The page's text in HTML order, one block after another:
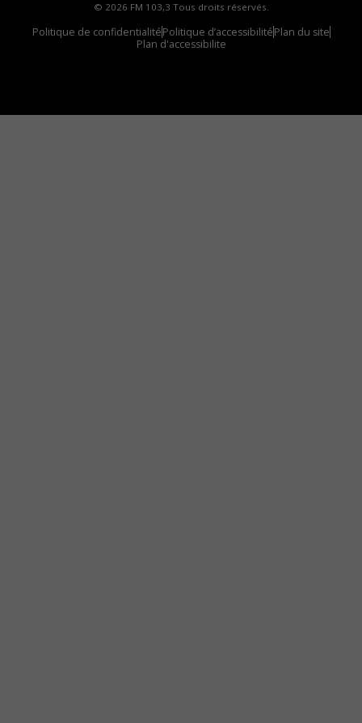
© 2026 FM 103,3 Tous droits réservés.
Politique de confidentialitéPolitique d’accessibilitéPlan du site
Plan d'accessibilite